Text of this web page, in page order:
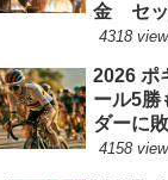
金 セッ
一日
4318
2026
ール5勝
ダーに
4158